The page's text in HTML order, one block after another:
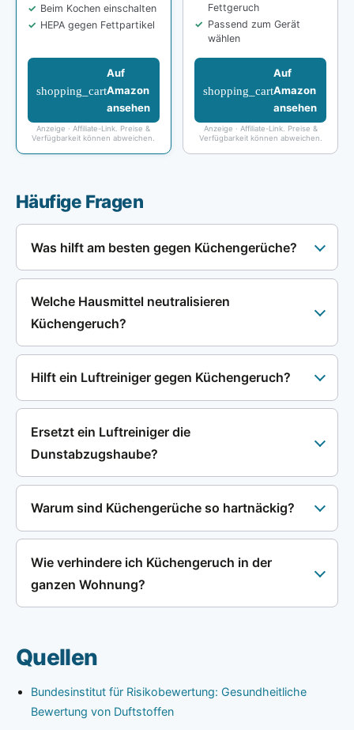
Beim Kochen einschalten
HEPA gegen Fettpartikel
shopping_cart
Auf
Amazon
ansehen
Anzeige · Affiliate-Link. Preise &
Verfügbarkeit können abweichen.
Fettgeruch
Passend zum Gerät
wählen
shopping_cart
Auf
Amazon
ansehen
Anzeige · Affiliate-Link. Preise &
Verfügbarkeit können abweichen.
Häufige Fragen
Was hilft am besten gegen Küchengerüche?
Welche Hausmittel neutralisieren
Küchengeruch?
Hilft ein Luftreiniger gegen Küchengeruch?
Ersetzt ein Luftreiniger die
Dunstabzugshaube?
Warum sind Küchengerüche so hartnäckig?
Wie verhindere ich Küchengeruch in der
ganzen Wohnung?
Quellen
Bundesinstitut für Risikobewertung: Gesundheitliche
Bewertung von Duftstoffen